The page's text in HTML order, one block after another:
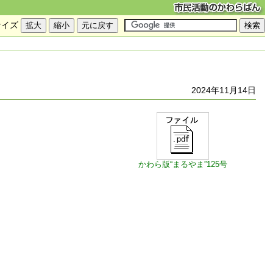
ズ
2024年11月14日
かわら版“まるやま”125号